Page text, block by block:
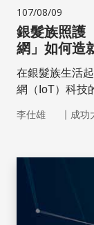
107/08/09
銀髮族照護
網」如何造
在銀髮族生活
網（IoT）科技
活。
李仕雄 ｜ 成功